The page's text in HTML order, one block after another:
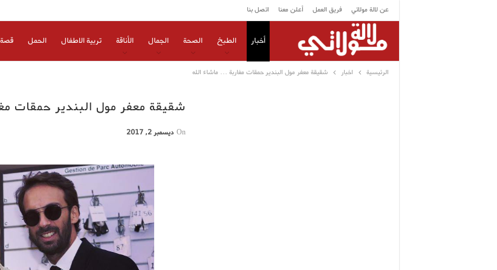
عن لالة مولاتي فريق العمل أعلن معنا اتصل بنا
أخبار الطبخ الصحة الجمال الأناقة تربية الاطفال الحمل
الرئيسية اخبار شقيقة معفر مول البندير حمقات مغاربة … ماشاء الله
شقيقة معفر مول البندير حمقات
On ديسمبر 2, 2017